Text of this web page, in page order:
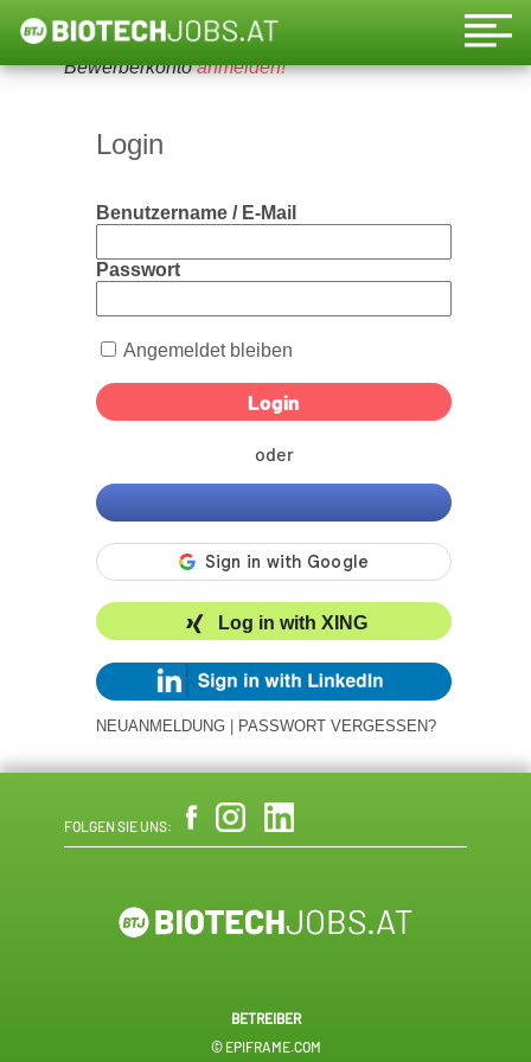
Um diese Funktion nutzen zu können, bitte ein
Bewerberkontoanmelden!
Login
Benutzername / E-Mail
Passwort
Angemeldet bleiben
oder
Log in with XING
NEUANMELDUNG PASSWORT VERGESSEN?
FOLGEN SIE UNS:
BETREIBER
© EPIFRAME.COM